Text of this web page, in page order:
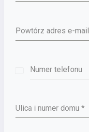
Powtórz adres e-mail
Numer telefonu
Poland
Ulica i numer domu *